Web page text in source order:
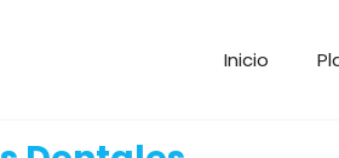
Inicio